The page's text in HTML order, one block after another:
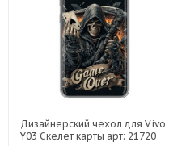
Дизайнерский чехол для Vivo
Y03 Скелет карты арт: 21720